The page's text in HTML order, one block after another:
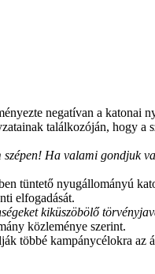
negatívan a katonai
találkozóján, hogy
Ha valami gondjuk
tüntető nyugállományú
elfogadását.
kiküszöbölő
közleménye szerint.
többé kampánycélokra az